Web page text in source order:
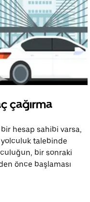
çağırma
hesap sahibi varsa,
yolculuk talebinde
bir sonraki
önce başlaması